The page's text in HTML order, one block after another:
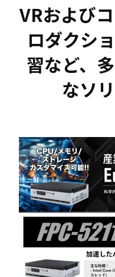
VRおよび
ロダクシ
習など、
なソ